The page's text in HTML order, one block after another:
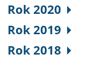
Rok 2020
Rok 2019
Rok 2018